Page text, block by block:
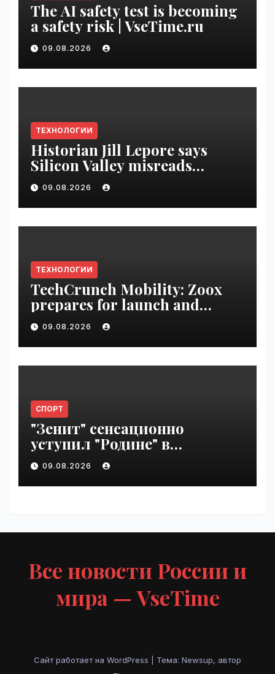
The AI safety test is becoming
a safety risk | VseTime.ru
09.08.2026
ТЕХНОЛОГИИ
Historian Jill Lepore says
Silicon Valley misreads
science fiction and
undermines democracy |
VseTime.ru
09.08.2026
ТЕХНОЛОГИИ
TechCrunch Mobility: Zoox
prepares for launch and
Uber’s AV empire | VseTime.ru
09.08.2026
СПОРТ
"Зенит" сенсационно
уступил "Родине" в
Петербурге | VseTime.ru
09.08.2026
Все новости России и
мира — VseTime
Сайт работает на WordPress
Тема: Newsup, автор